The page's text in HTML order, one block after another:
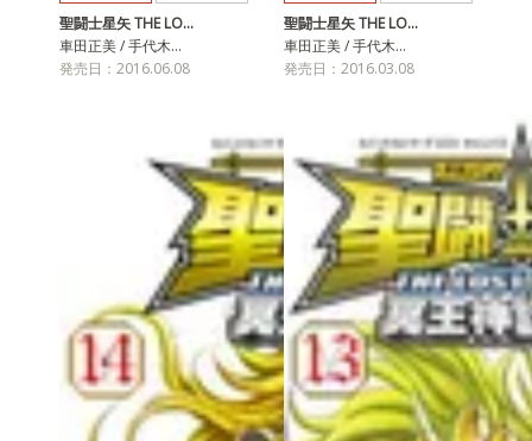
聖闘士星矢 THE LO…
車田正美 / 手代木…
発売日：2016.06.08
聖闘士星矢 THE LO…
車田正美 / 手代木…
発売日：2016.03.08